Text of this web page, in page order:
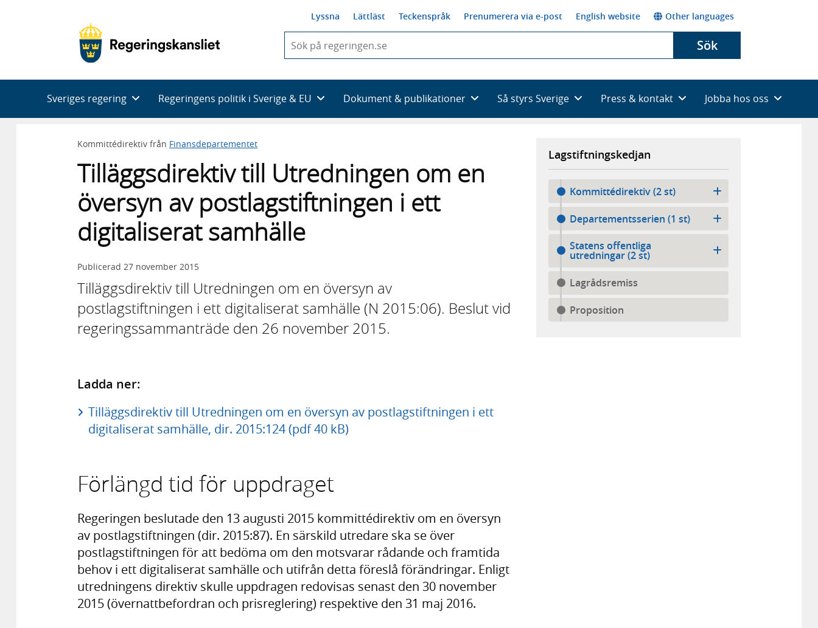
Lyssna Lättläst Teckenspråk Prenumerera via e-post English website Other languages
du
skriva
framträder
en
Sök
Sveriges regering Regeringens politik i Sverige & EU Dokument & publikationer Så styrs Sverige Press & kontakt Jobba hos oss
Kommittédirektiv från Finansdepartementet
Tilläggsdirektiv till Utredningen om en
översyn av postlagstiftningen i ett
digitaliserat samhälle
Publicerad 27 november 2015
Tilläggsdirektiv till Utredningen om en översyn av
postlagstiftningen i ett digitaliserat samhälle (N 2015:06). Beslut vid
regeringssammanträde den 26 november 2015.
Ladda ner:
Tilläggsdirektiv till Utredningen om en översyn av postlagstiftningen i ett
digitaliserat samhälle, dir. 2015:124 (pdf 40 kB)
Förlängd tid för uppdraget
Regeringen beslutade den 13 augusti 2015 kommittédirektiv om en översyn
av postlagstiftningen (dir. 2015:87). En särskild utredare ska se över
postlagstiftningen för att bedöma om den motsvarar rådande och framtida
behov i ett digitaliserat samhälle och utifrån detta föreslå förändringar. Enligt
utredningens direktiv skulle uppdragen redovisas senast den 30 november
2015 (övernattbefordran och prisreglering) respektive den 31 maj 2016.
Lagstiftningskedjan
Kommittédirektiv (2 st)
Departementsserien (1 st)
Statens offentliga
utredningar (2 st)
Lagrådsremiss
Proposition